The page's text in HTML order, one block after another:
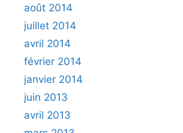
août 2014
juillet 2014
avril 2014
février 2014
janvier 2014
juin 2013
avril 2013